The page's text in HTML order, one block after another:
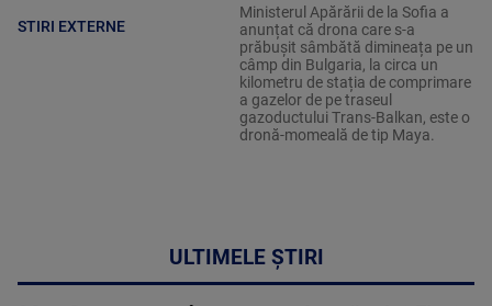
STIRI EXTERNE
Ministerul Apărării de la Sofia a
anunțat că drona care s-a
prăbușit sâmbătă dimineața pe un
câmp din Bulgaria, la circa un
kilometru de stația de comprimare
a gazelor de pe traseul
gazoductului Trans-Balkan, este o
dronă-momeală de tip Maya.
ULTIMELE ȘTIRI